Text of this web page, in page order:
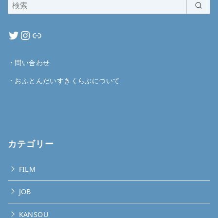
・ 問い合わせ
・ おふとんだいすきくらぶについて
カテゴリー
FILM
JOB
KANSOU